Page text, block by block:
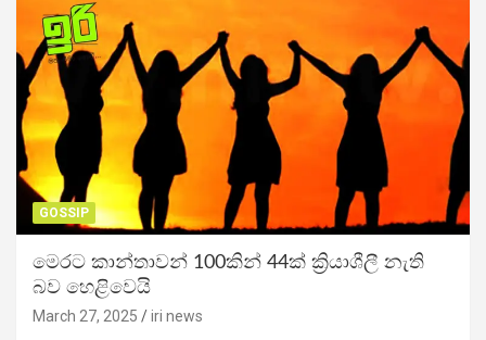
GOSSIP
මෙරට කාන්තාවන් 100කින් 44ක් ක්‍රියාශීලී නැති
බව හෙළිවෙයි
March 27, 2025 iri news